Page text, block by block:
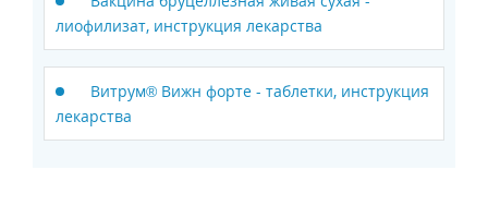
лиофилизат, инструкция лекарства
Витрум® Вижн форте - таблетки, инструкция
лекарства